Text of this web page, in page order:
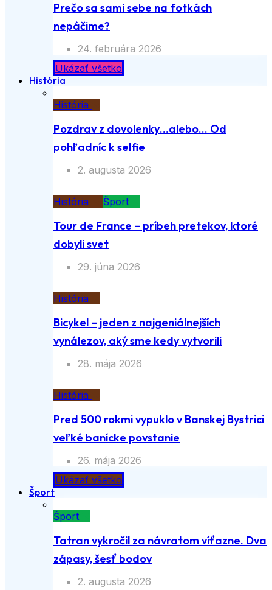
Prečo sa sami sebe na fotkách
nepáčime?
24. februára 2026
Ukázať všetko
História
História
Pozdrav z dovolenky…alebo… Od
pohľadníc k selfie
2. augusta 2026
História Šport
Tour de France – príbeh pretekov, ktoré
dobyli svet
29. júna 2026
História
Bicykel – jeden z najgeniálnejších
vynálezov, aký sme kedy vytvorili
28. mája 2026
História
Pred 500 rokmi vypuklo v Banskej Bystrici
veľké banícke povstanie
26. mája 2026
Ukázať všetko
Šport
Šport
Tatran vykročil za návratom víťazne. Dva
zápasy, šesť bodov
2. augusta 2026